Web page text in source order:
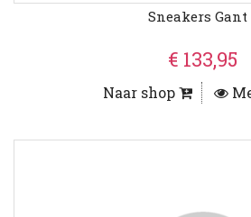
Sneakers Gant
€ 133,95
Naar shop